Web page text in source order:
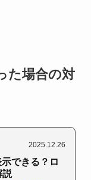
た場合の対
2025.12.26
できる？ロ
説